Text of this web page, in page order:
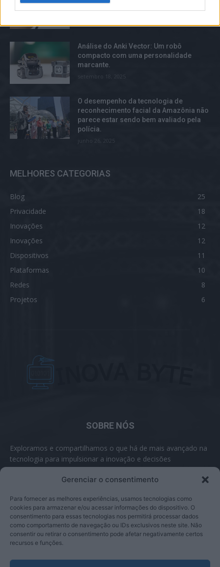
Gerenciar o consentimento
Para fornecer as melhores experiências, usamos tecnologias como
cookies para armazenar e/ou acessar informações do dispositivo. O
consentimento para essas tecnologias nos permitirá processar dados
como comportamento de navegação ou IDs exclusivos neste site. Não
consentir ou retirar o consentimento pode afetar negativamente certos
recursos e funções.
muitos usuários.
Análise do Anki Vector: Um robô
compacto com uma personalidade
marcante.
setembro 18, 2025
O desempenho da tecnologia de
reconhecimento facial da Amazônia não
parece estar sendo bem avaliado pela
polícia.
junho 26, 2025
MELHORES CATEGORIAS
Blog
25
Privacidade
18
Inovações
12
Inovações
12
Dispositivos
11
Plataformas
10
Redes
8
Projetos
6
SOBRE NÓS
Exploramos e compartilhamos o que há de mais avançado na
tecnologia para impulsionar a inovação e decisões
inteligentes.
SIGA-NOS